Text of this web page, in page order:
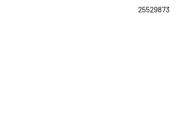
25529873